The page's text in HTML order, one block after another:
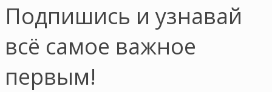
Подпишись и узнавай
всё самое важное
первым!